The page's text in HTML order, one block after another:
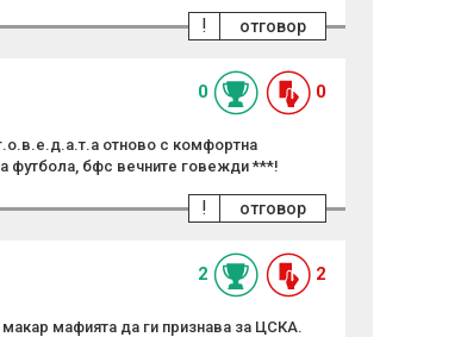
отговор
!
0 0
отново с комфортна
футбола, бфс вечните говежди ***!
отговор
!
2 2
мафията да ги признава за ЦСКА.